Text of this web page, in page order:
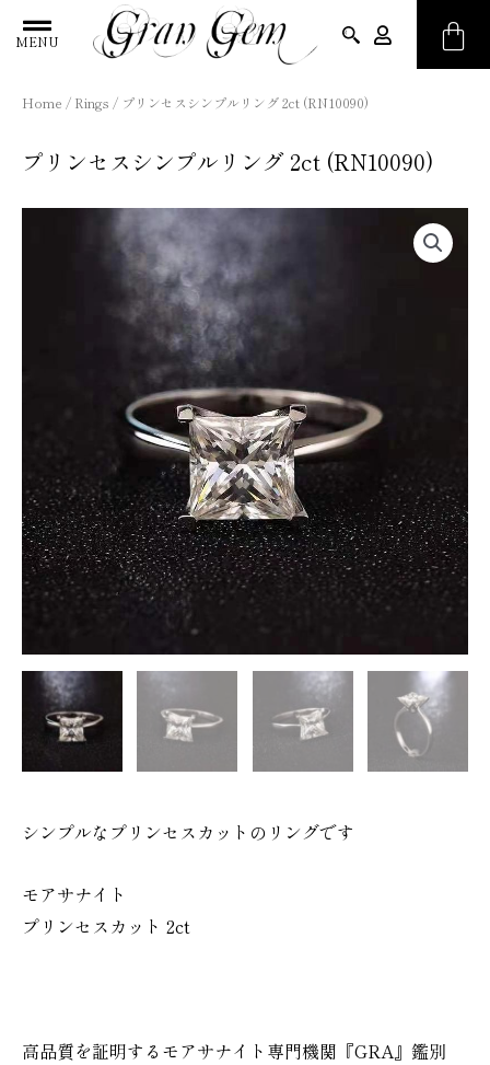
MENU
Home / Rings / プリンセスシンプルリング 2ct (RN10090)
プリンセスシンプルリング 2ct (RN10090)
シンプルなプリンセスカットのリングです
モアサナイト
プリンセスカット 2ct
高品質を証明するモアサナイト専門機関『GRA』鑑別